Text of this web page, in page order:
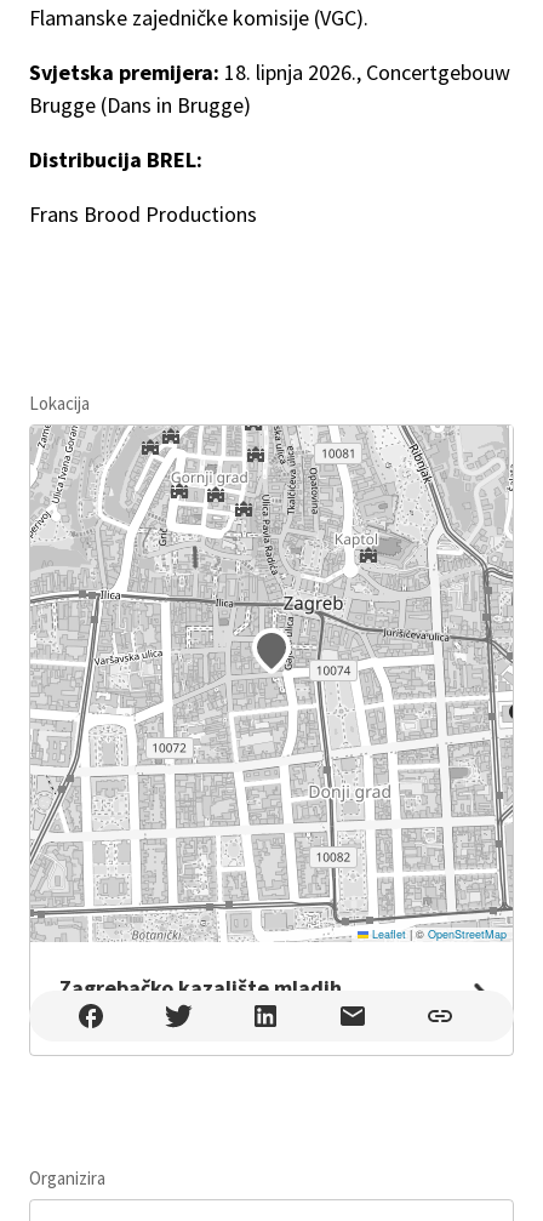
Flamanske zajedničke komisije (VGC).
Svjetska premijera: 18. lipnja 2026., Concertgebouw
Brugge (Dans in Brugge)
Distribucija BREL:
Frans Brood Productions
Lokacija
Leaflet |© OpenStreetMap
Zagrebačko kazalište mladih
Zagrebačko kazalište mladih , Zagreb
Organizira